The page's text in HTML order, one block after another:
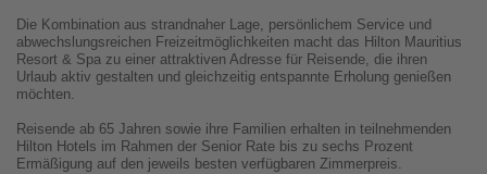
Die Kombination aus strandnaher Lage, persönlichem Service und
abwechslungsreichen Freizeitmöglichkeiten macht das Hilton Mauritius
Resort & Spa zu einer attraktiven Adresse für Reisende, die ihren
Urlaub aktiv gestalten und gleichzeitig entspannte Erholung genießen
möchten.
Reisende ab 65 Jahren sowie ihre Familien erhalten in teilnehmenden
Hilton Hotels im Rahmen der Senior Rate bis zu sechs Prozent
Ermäßigung auf den jeweils besten verfügbaren Zimmerpreis.